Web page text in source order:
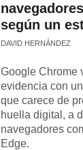
según un
DAVID HERNÁNDEZ
Google Chrome
evidencia con
que carece de
huella digital, a
navegadores
Edge.